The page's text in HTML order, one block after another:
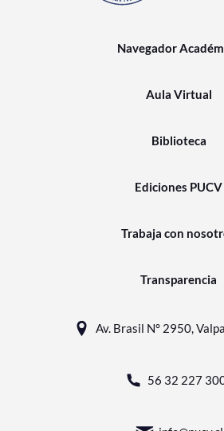
Navegador
Aula Virtual
Biblioteca
Ediciones PUCV
Trabaja con
Transparencia
Av. Brasil N° 2950,
56 32 227